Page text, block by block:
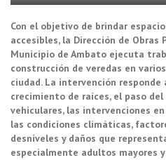
Con el objetivo de brindar
accesibles, la Dirección de
Municipio de Ambato ejecuta
construcción de veredas en
ciudad. La intervención
crecimiento de raíces, el paso
vehiculares, las intervenciones
las condiciones climáticas,
desniveles y daños que
especialmente adultos mayores